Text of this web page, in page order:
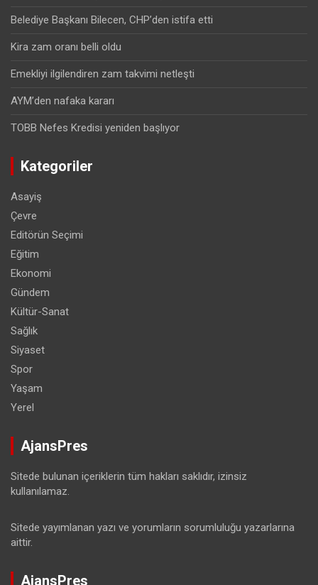
Belediye Başkanı Bilecen, CHP’den istifa etti
Kira zam oranı belli oldu
Emekliyi ilgilendiren zam takvimi netleşti
AYM’den nafaka kararı
TOBB Nefes Kredisi yeniden başlıyor
Kategoriler
Asayiş
Çevre
Editörün Seçimi
Eğitim
Ekonomi
Gündem
Kültür-Sanat
Sağlık
Siyaset
Spor
Yaşam
Yerel
AjansPres
Sitede bulunan içeriklerin tüm hakları saklıdır, izinsiz
kullanılamaz.
Sitede yayımlanan yazı ve yorumların sorumluluğu yazarlarına
aittir.
AjansPres